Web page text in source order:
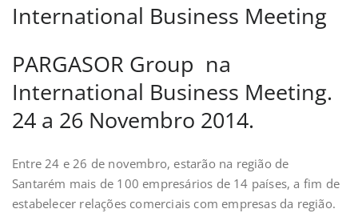
International Business Meeting
PARGASOR Group na
International Business Meeting.
24 a 26 Novembro 2014.
Entre 24 e 26 de novembro, estarão na região de
Santarém mais de 100 empresários de 14 países, a fim de
estabelecer relações comerciais com empresas da região.